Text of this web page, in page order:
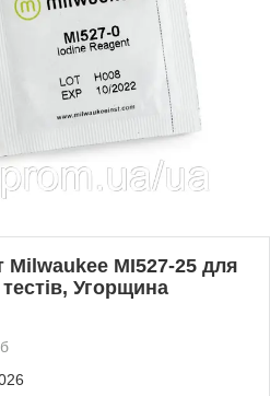
MI527-25 для
Угорщина